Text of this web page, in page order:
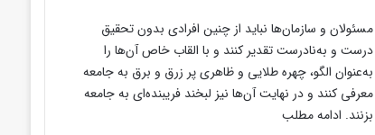
مسئولان و سازمان‌ها نباید از چنین افرادی بدون تحقیق
درست و به‌نادرست تقدیر کنند و با القاب خاص آ‌ن‌ها را
به‌عنوان الگو، چهره طلایی و ظاهری پر زرق و برق به جامعه
معرفی کنند و در نهایت آن‌ها نیز لبخند فریبنده‌ای به جامعه
بزنند. ادامه مطلب